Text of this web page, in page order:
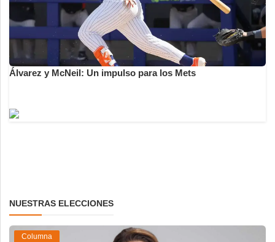
Álvarez y McNeil: Un impulso para los Mets
NUESTRAS ELECCIONES
Columna